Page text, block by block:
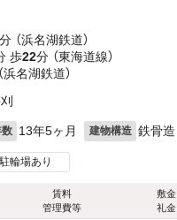
分 （浜名湖鉄道）
歩22分 （東海道線）
浜名湖鉄道）
13年5ヶ月 建物構造 鉄骨造
駐輪場あり
賃料
管理費等
敷金
礼金